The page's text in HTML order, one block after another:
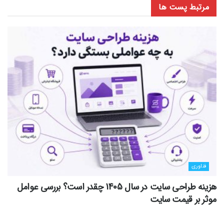
مرتبط پست ها
فناوری
هزینه طراحی سایت در سال 1405 چقدر است؟ بررسی عوامل
موثر بر قیمت سایت